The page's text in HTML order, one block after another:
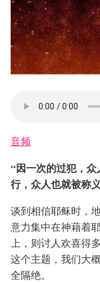
音频
“因一次的过犯，
行，众人也就被称
谈到相信耶稣时，
意力集中在神藉着
上，则讨人欢喜得
这个主题，我们大
全隔绝。